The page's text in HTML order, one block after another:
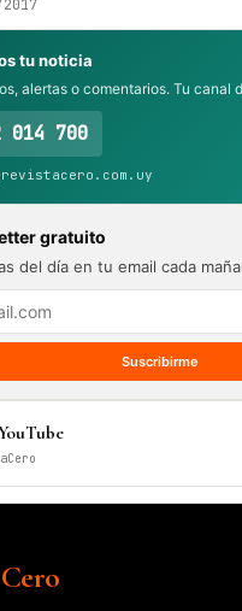
tu noticia
alertas o comentarios. Tu canal
014 700
gratuito
del día en tu email cada
Suscribirme
Cero